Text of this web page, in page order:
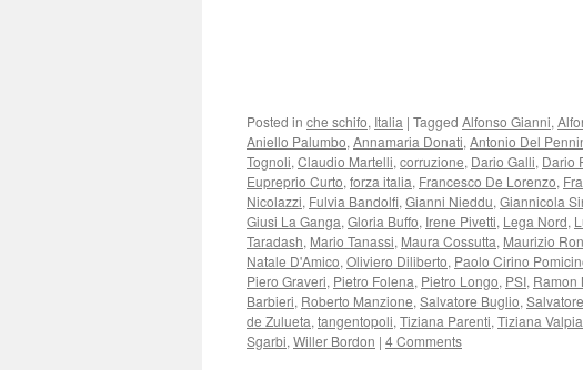
Posted in che schifo, Italia | Tagged Alfonso Gianni,
Aniello Palumbo, Annamaria Donati, Antonio Del
Tognoli, Claudio Martelli, corruzione, Dario Galli, Dario
Eupreprio Curto, forza italia, Francesco De Lorenzo,
Nicolazzi, Fulvia Bandolfi, Gianni Nieddu, Giannicola
Giusi La Ganga, Gloria Buffo, Irene Pivetti, Lega Nord,
Taradash, Mario Tanassi, Maura Cossutta, Maurizio
Natale D'Amico, Oliviero Diliberto, Paolo Cirino
Piero Graveri, Pietro Folena, Pietro Longo, PSI, Ramon
Barbieri, Roberto Manzione, Salvatore Buglio,
de Zulueta, tangentopoli, Tiziana Parenti, Tiziana
Sgarbi, Willer Bordon | 4 Comments